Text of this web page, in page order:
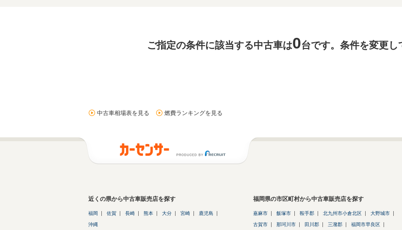
ご指定の条件に該当する中古車は0台です。条件を変更し
中古車相場表を見る 燃費ランキングを見る
近くの県から中古車販売店を探す
福岡 佐賀 長崎 熊本 大分 宮崎 鹿児島
沖縄
福岡県の市区町村から中古車販売店を探す
嘉麻市 飯塚市 鞍手郡 北九州市小倉北区 大野城市
古賀市 那珂川市 田川郡 三潴郡 福岡市早良区